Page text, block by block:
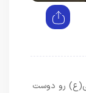
رو دوست